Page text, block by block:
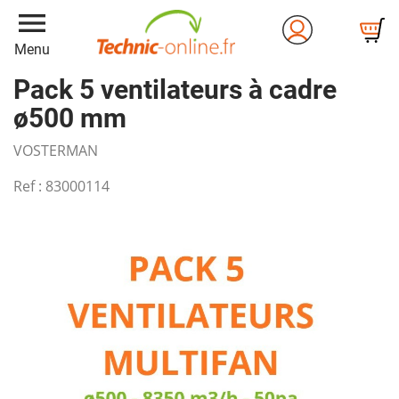
menu
Menu
Pack 5 ventilateurs à cadre
ø500 mm
VOSTERMAN
Ref : 83000114